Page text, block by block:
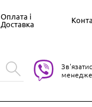
Оплата і
Доставка